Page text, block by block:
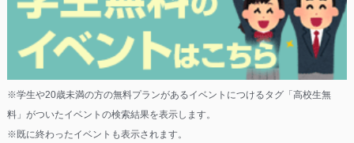
※学生や20歳未満の方の無料プランがあるイベントにつけるタグ「高校生無
料」がついたイベントの検索結果を表示します。
※既に終わったイベントも表示されます。